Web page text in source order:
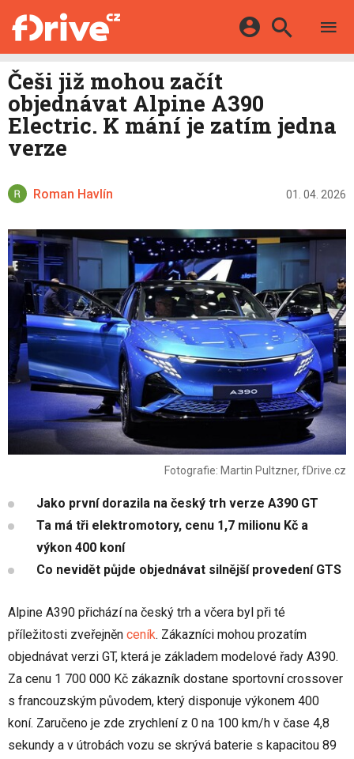
KATALOG
MAPA STANIC
VIDEA
HYBRIDY
E-MOTORSPORT
OSTATNÍ
SERIÁLY
Facebook Google
Twitter
Češi již mohou začít
objednávat Alpine A390
Electric. K mání je zatím jedna
verze
Roman Havlín 01. 04. 2026
Fotografie: Martin Pultzner, fDrive.cz
Jako první dorazila na český trh verze A390 GT
Ta má tři elektromotory, cenu 1,7 milionu Kč a
výkon 400 koní
Co nevidět půjde objednávat silnější provedení GTS
Alpine A390 přichází na český trh a včera byl při té
příležitosti zveřejněn ceník. Zákazníci mohou prozatím
objednávat verzi GT, která je základem modelové řady A390.
Za cenu 1 700 000 Kč zákazník dostane sportovní crossover
s francouzským původem, který disponuje výkonem 400
koní. Zaručeno je zde zrychlení z 0 na 100 km/h v čase 4,8
sekundy a v útrobách vozu se skrývá baterie s kapacitou 89